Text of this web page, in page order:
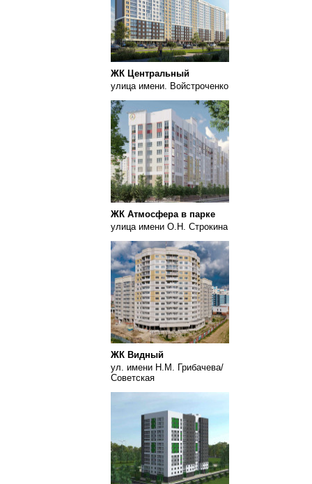
ЖК Центральный
улица имени. Войстроченко
ЖК Атмосфера в парке
улица имени О.Н. Строкина
ЖК Видный
ул. имени Н.М. Грибачева/
Советская